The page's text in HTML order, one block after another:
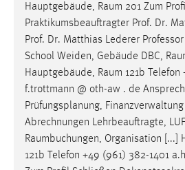
Hauptgebäude, Raum 201 Zum
Praktikumsbeauftragter Prof. Dr.
Prof. Dr. Matthias Lederer
School Weiden, Gebäude DBC,
Hauptgebäude, Raum 121b
f.trottmann @ oth-aw . de
Prüfungsplanung,
Abrechnungen Lehrbeauftragte,
Raumbuchungen, Organisation [...]
121b Telefon +49 (961) 382-1401